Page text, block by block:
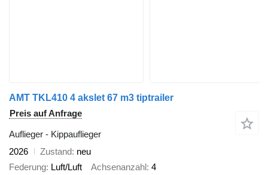
AMT TKL410 4 akslet 67 m3 tiptrailer
Preis auf Anfrage
Auflieger - Kippauflieger
2026
Zustand neu
Federung Luft/Luft Achsenanzahl 4